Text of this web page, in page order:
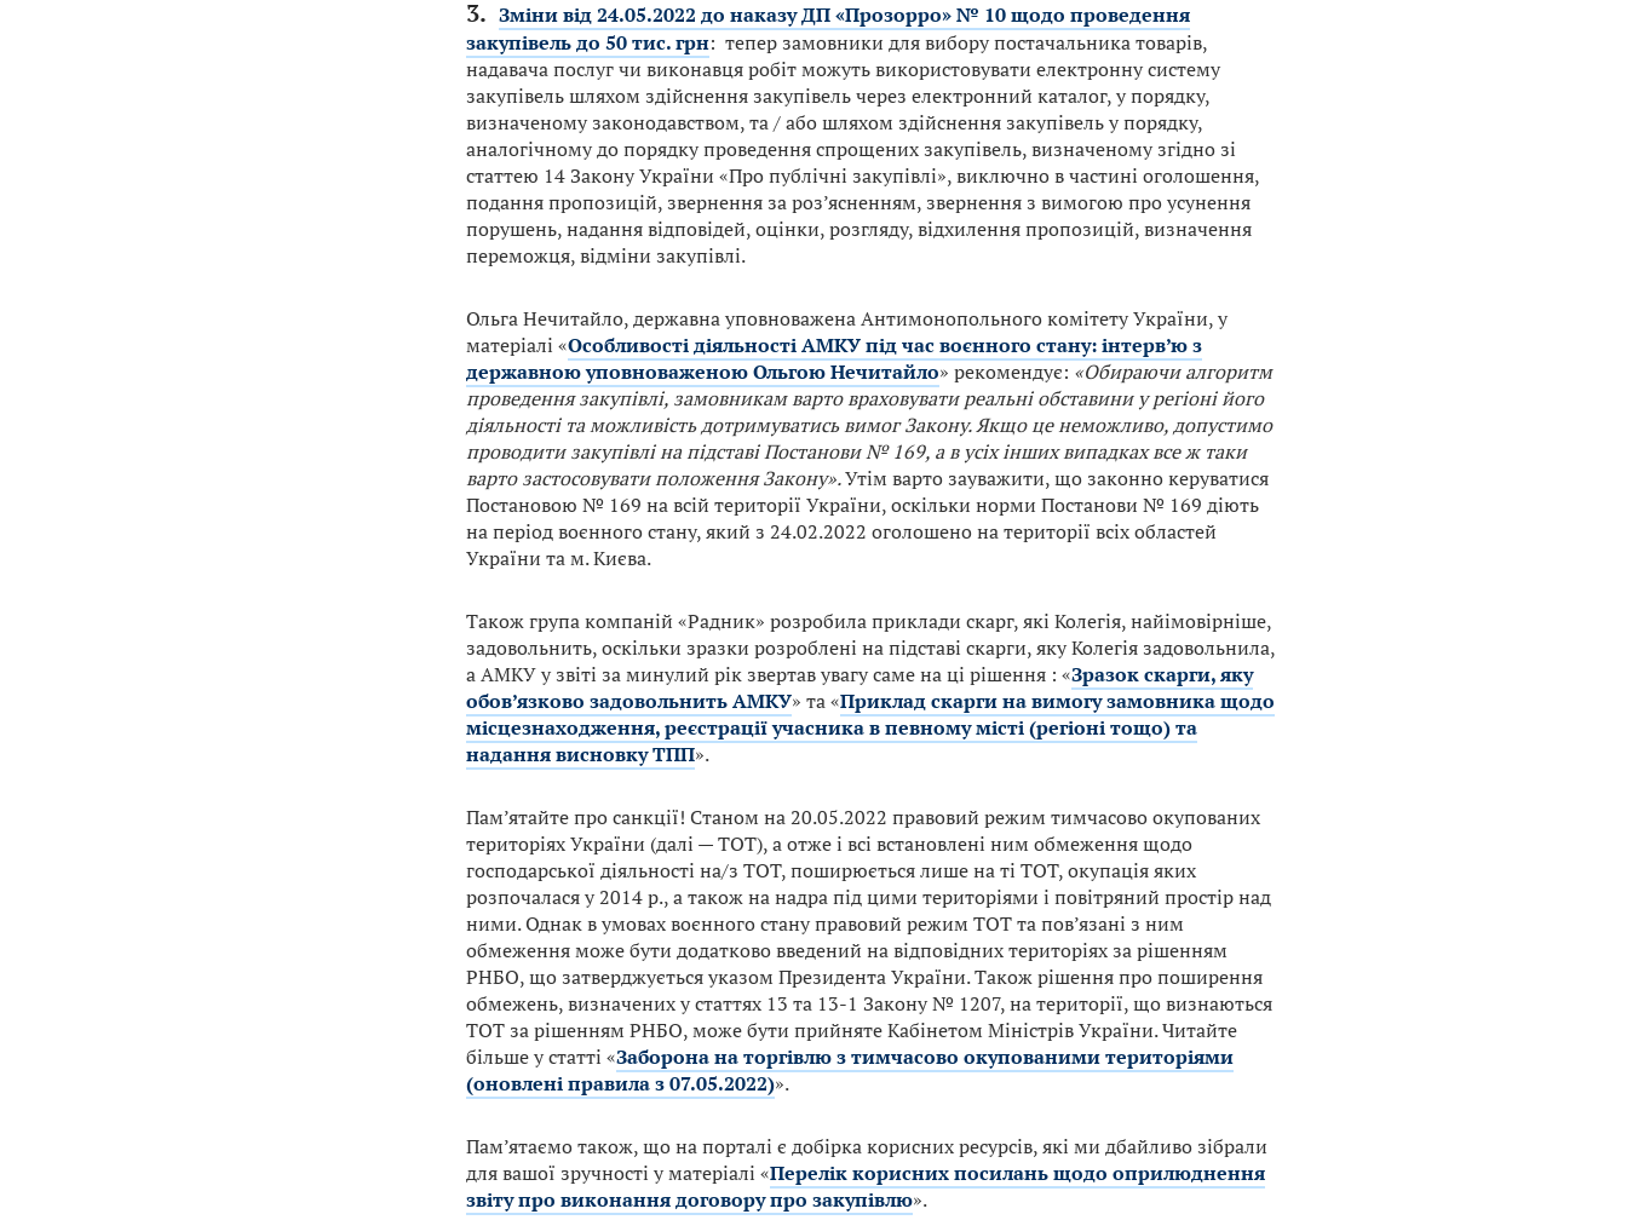
Зміни від 24.05.2022 до наказу ДП «Прозорро» № 10 щодо проведення
закупівель до 50 тис. грн: тепер замовники для вибору постачальника товарів,
надавача послуг чи виконавця робіт можуть використовувати електронну систему
закупівель шляхом здійснення закупівель через електронний каталог, у порядку,
визначеному законодавством, та / або шляхом здійснення закупівель у порядку,
аналогічному до порядку проведення спрощених закупівель, визначеному згідно зі
статтею 14 Закону України «Про публічні закупівлі», виключно в частині оголошення,
подання пропозицій, звернення за роз’ясненням, звернення з вимогою про усунення
порушень, надання відповідей, оцінки, розгляду, відхилення пропозицій, визначення
переможця, відміни закупівлі.
Ольга Нечитайло, державна уповноважена Антимонопольного комітету України, у
матеріалі «Особливості діяльності АМКУ під час воєнного стану: інтерв’ю з
державною уповноваженою Ольгою Нечитайло» рекомендує: «Обираючи алгоритм
проведення закупівлі, замовникам варто враховувати реальні обставини у регіоні його
діяльності та можливість дотримуватись вимог Закону. Якщо це неможливо, допустимо
проводити закупівлі на підставі Постанови № 169, а в усіх інших випадках все ж таки
варто застосовувати положення Закону».Утім варто зауважити, що законно керуватися
Постановою № 169 на всій території України, оскільки норми Постанови № 169 діють
на період воєнного стану, який з 24.02.2022 оголошено на території всіх областей
України та м. Києва.
Також група компаній «Радник» розробила приклади скарг, які Колегія, найімовірніше,
задовольнить, оскільки зразки розроблені на підставі скарги, яку Колегія задовольнила,
а АМКУ у звіті за минулий рік звертав увагу саме на ці рішення : «Зразок скарги, яку
обов’язково задовольнить АМКУ» та «Приклад скарги на вимогу замовника щодо
місцезнаходження, реєстрації учасника в певному місті (регіоні тощо) та
надання висновку ТПП».
Пам’ятайте про санкції! Станом на 20.05.2022 правовий режим тимчасово окупованих
територіях України (далі — ТОТ), а отже і всі встановлені ним обмеження щодо
господарської діяльності на/з ТОТ, поширюється лише на ті ТОТ, окупація яких
розпочалася у 2014 р., а також на надра під цими територіями і повітряний простір над
ними. Однак в умовах воєнного стану правовий режим ТОТ та пов’язані з ним
обмеження може бути додатково введений на відповідних територіях за рішенням
РНБО, що затверджується указом Президента України. Також рішення про поширення
обмежень, визначених у статтях 13 та 13-1 Закону № 1207, на території, що визнаються
ТОТ за рішенням РНБО, може бути прийняте Кабінетом Міністрів України. Читайте
більше у статті «Заборона на торгівлю з тимчасово окупованими територіями
(оновлені правила з 07.05.2022)».
Пам’ятаємо також, що на порталі є добірка корисних ресурсів, які ми дбайливо зібрали
для вашої зручності у матеріалі «Перелік корисних посилань щодо оприлюднення
звіту про виконання договору про закупівлю».